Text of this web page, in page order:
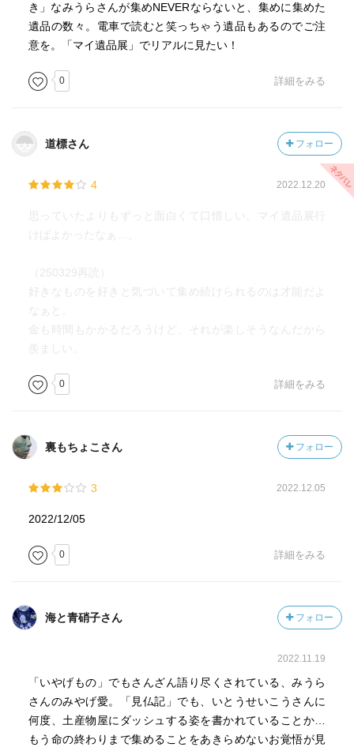
き」なみうらさんが集めNEVERならないと、集めに集めた
遺品の数々。電車で読むと笑っちゃう遺品もあるのでご注
意を。「マイ遺品展」でリアルに見たい！
0 詳細をみる
道標さん フォロー
4 2022.12.20
思っていたよりもずっと面白くて口惜しい。マイ遺品展行
けばよかったなぁ…。
（250329再読）
好きなものを好きと気づいて集め続けられるのは才能だよ
なぁと。
金も時間もかかるだろうけど、それが楽しそうなんだから
羨ましい。
0 詳細をみる
裏もちょこさん フォロー
3 2022.12.05
2022/12/05
0 詳細をみる
海と青硝子さん フォロー
2022.11.19
「いやげもの」でもさんざん語り尽くされている、みうら
さんのみやげ愛。「見仏記」でも、いとうせいこうさんに
何度、土産物屋にダッシュする姿を書かれていることか…
もう命の終わりまで集めることをあきらめないお覚悟が見